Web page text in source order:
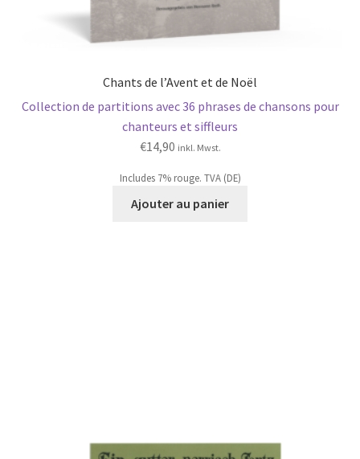
Chants de l’Avent et de Noël
Collection de partitions avec 36 phrases de chansons pour
chanteurs et siffleurs
€14,90 inkl. Mwst.
Includes 7% rouge. TVA (DE)
Ajouter au panier